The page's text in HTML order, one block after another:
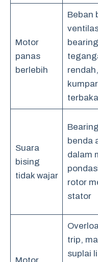
Motor
panas
berlebih
Beban
rendah,
Suara
bising
tidak wajar
benda
dalam
rotor
stator
Motor
trip,
suplai